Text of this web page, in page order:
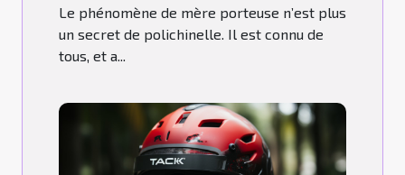
ont-ils fait recours aux Mères
porteuses ?
Le phénomène de mère porteuse n’est plus
un secret de polichinelle. Il est connu de
tous, et a...